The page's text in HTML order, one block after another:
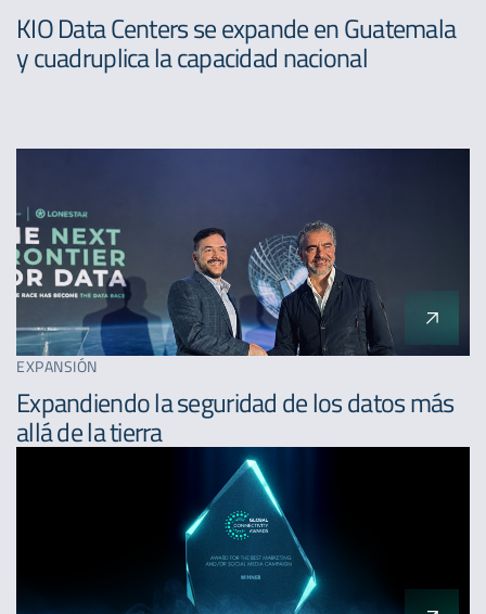
KIO Data Centers se expande en Guatemala
y cuadruplica la capacidad nacional
EXPANSIÓN
Expandiendo la seguridad de los datos más
allá de la tierra